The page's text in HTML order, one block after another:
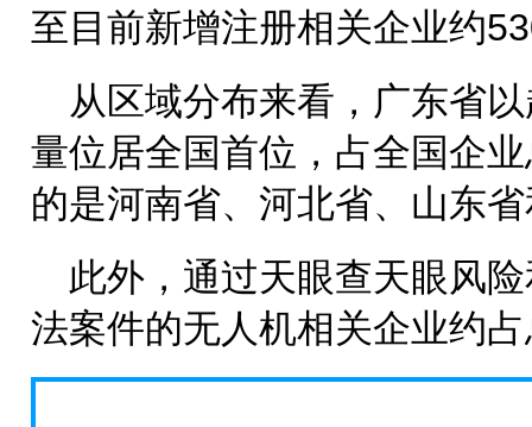
至目前新增注册相关企业约
从区域分布来看，广东省
量位居全国首位，占全国企
的是河南省、河北省、山东
此外，通过天眼查天眼风
法案件的无人机相关企业约